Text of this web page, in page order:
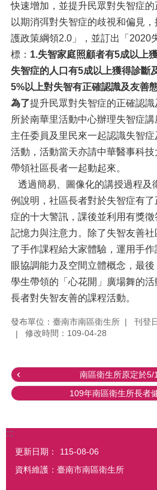
快速增加，並提升民眾對失智症的
以期消弭對失智症的歧視和偏見
護政策綱領2.0」，並訂出「2020
標： 1.失智家庭照顧者有5成以上
失智症的人口有5成以上獲得診斷
5%以上對失智有正確認識及友善態
為了提升民眾對失智症的正確認
所於南華里活動中心辦理失智症講
主任委員及里民來一起認識失智
活動，活動當天亦請中華醫事科
帶領社區長者一起動起來。
透過簡易、圖像化的講授過程及
例說明，社區長者對於失智症有
症的十大警訊，課後並利用有獎
記憶力與注意力。除了失智友善
了手作課程給大家體驗，運用手
眼協調能力及空間立體概念，最
學生帶領的「心花開」廣場舞的
長者對失智友善的課程活動。
發布單位：臺南市南區衛生所
刊登
修改時間：109-04-28
南區衛生所原定於5/
109年南區衛生所長者
:::
更新日期：
115-08-06
資料維護：臺南市南區衛生所